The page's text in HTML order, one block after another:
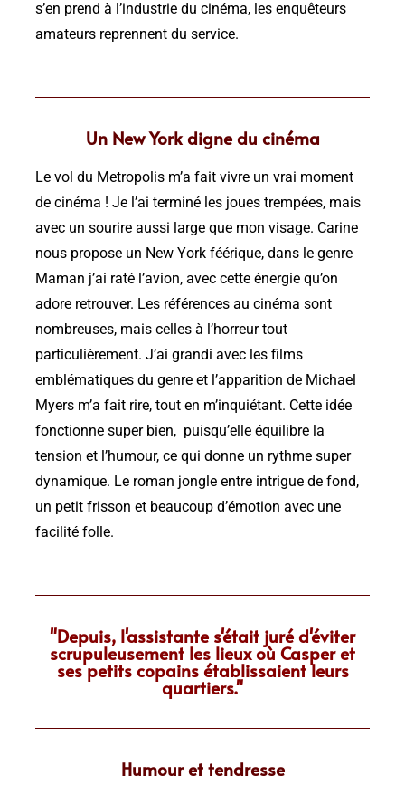
s’en prend à l’industrie du cinéma, les enquêteurs
amateurs reprennent du service.
Un New York digne du cinéma
Le vol du Metropolis m’a fait vivre un vrai moment
de cinéma ! Je l’ai terminé les joues trempées, mais
avec un sourire aussi large que mon visage. Carine
nous propose un New York féérique, dans le genre
Maman j’ai raté l’avion, avec cette énergie qu’on
adore retrouver. Les références au cinéma sont
nombreuses, mais celles à l’horreur tout
particulièrement. J’ai grandi avec les films
emblématiques du genre et l’apparition de Michael
Myers m’a fait rire, tout en m’inquiétant. Cette idée
fonctionne super bien, puisqu’elle équilibre la
tension et l’humour, ce qui donne un rythme super
dynamique. Le roman jongle entre intrigue de fond,
un petit frisson et beaucoup d’émotion avec une
facilité folle.
"Depuis, l'assistante s'était juré d'éviter
scrupuleusement les lieux où Casper et
ses petits copains établissaient leurs
quartiers."
Humour et tendresse